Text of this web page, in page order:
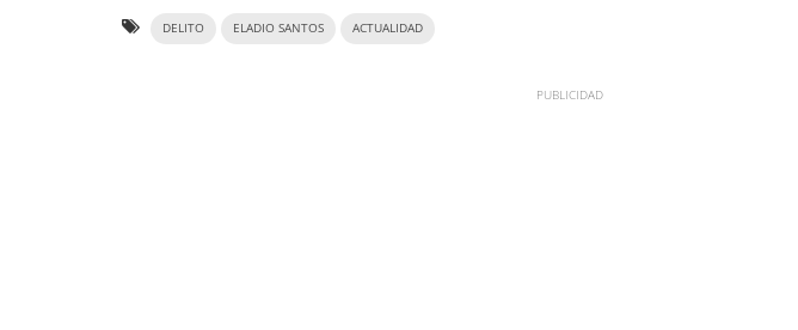
DELITO ELADIO SANTOS ACTUALIDAD